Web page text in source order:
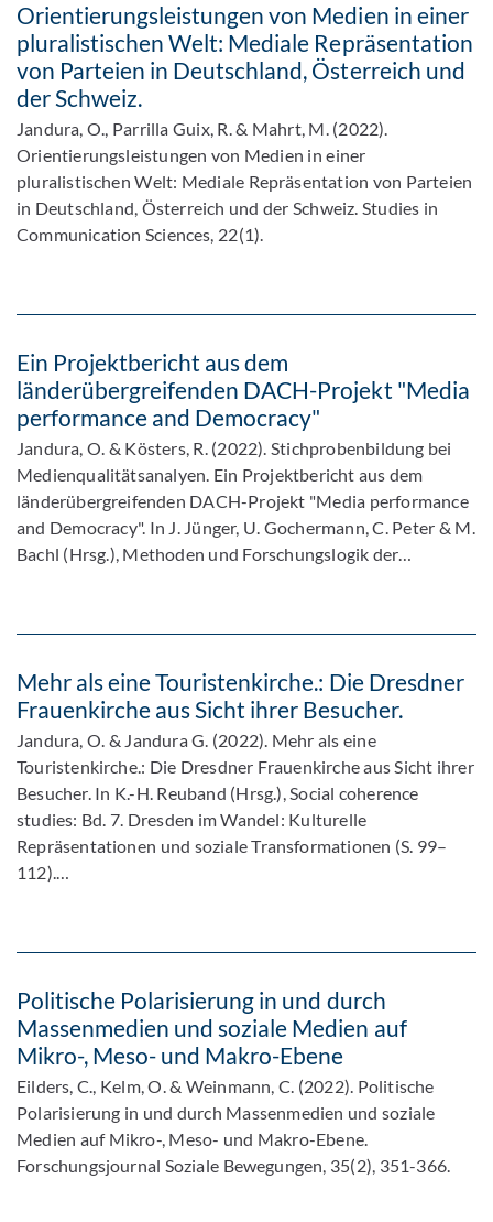
Orientierungsleistungen von Medien in einer
pluralistischen Welt: Mediale Repräsentation
von Parteien in Deutschland, Österreich und
der Schweiz.
Jandura, O., Parrilla Guix, R. & Mahrt, M. (2022).
Orientierungsleistungen von Medien in einer
pluralistischen Welt: Mediale Repräsentation von Parteien
in Deutschland, Österreich und der Schweiz. Studies in
Communication Sciences, 22(1).
Ein Projektbericht aus dem
länderübergreifenden DACH-Projekt "Media
performance and Democracy"
Jandura, O. & Kösters, R. (2022). Stichprobenbildung bei
Medienqualitätsanalyen. Ein Projektbericht aus dem
länderübergreifenden DACH-Projekt "Media performance
and Democracy". In J. Jünger, U. Gochermann, C. Peter & M.
Bachl (Hrsg.), Methoden und Forschungslogik der…
Mehr als eine Touristenkirche.: Die Dresdner
Frauenkirche aus Sicht ihrer Besucher.
Jandura, O. & Jandura G. (2022). Mehr als eine
Touristenkirche.: Die Dresdner Frauenkirche aus Sicht ihrer
Besucher. In K.-H. Reuband (Hrsg.), Social coherence
studies: Bd. 7. Dresden im Wandel: Kulturelle
Repräsentationen und soziale Transformationen (S. 99–
112).…
Politische Polarisierung in und durch
Massenmedien und soziale Medien auf
Mikro-, Meso- und Makro-Ebene
Eilders, C., Kelm, O. & Weinmann, C. (2022). Politische
Polarisierung in und durch Massenmedien und soziale
Medien auf Mikro-, Meso- und Makro-Ebene.
Forschungsjournal Soziale Bewegungen, 35(2), 351-366.